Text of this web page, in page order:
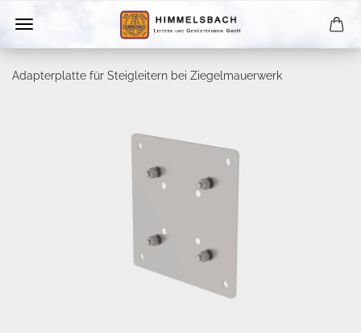
Adapterplatte für Steigleitern bei Ziegelmauerwerk